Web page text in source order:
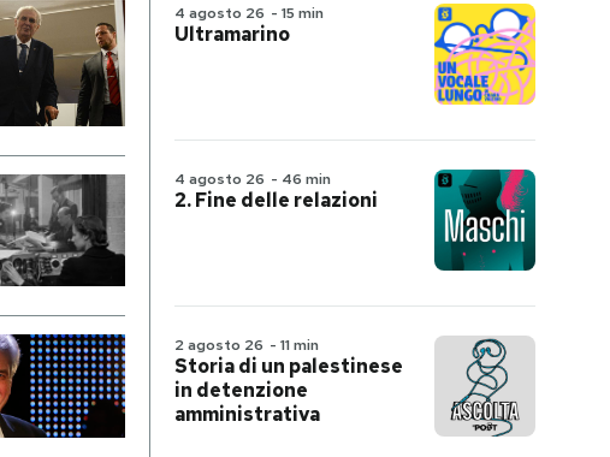
4 agosto 26 - 15 min
Ultramarino
4 agosto 26 - 46 min
2. Fine delle relazioni
2 agosto 26 - 11 min
Storia di un palestinese
in detenzione
amministrativa